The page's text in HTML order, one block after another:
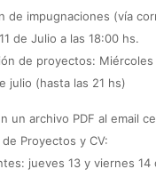
de impugnaciones (vía
de Julio a las 18:00 hs.
de proyectos: Miércoles
julio (hasta las 21 hs)
un archivo PDF al email
de Proyectos y CV:
jueves 13 y viernes 14